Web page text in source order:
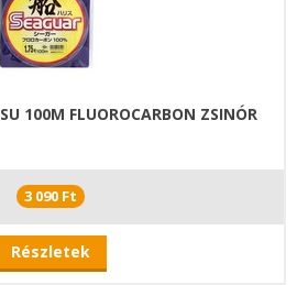
100M FLUOROCARBON ZSINÓR
3 090 Ft
Részletek